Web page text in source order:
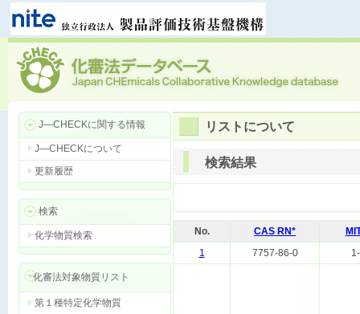
J―CHECKに関する情報
J―CHECKについて
更新履歴
検索
化学物質検索
化審法対象物質リスト
第１種特定化学物質
リストについて
検索結果
No. CAS RN*
1
7757-86-0